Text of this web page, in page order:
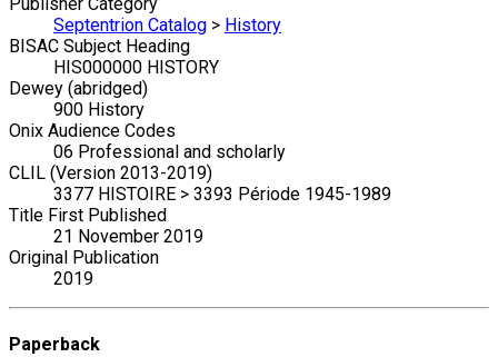
Septentrion Catalog > History
BISAC Subject Heading
HIS000000 HISTORY
Dewey (abridged)
900 History
Onix Audience Codes
06 Professional and scholarly
CLIL (Version 2013-2019)
3377 HISTOIRE > 3393 Période 1945-1989
Title First Published
21 November 2019
Original Publication
2019
Paperback